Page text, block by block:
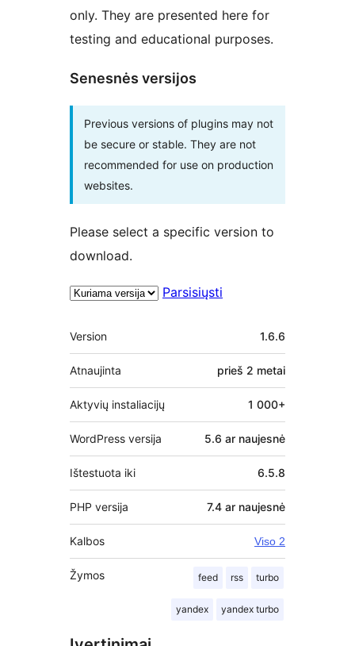
only. They are presented here for
testing and educational purposes.
Senesnės versijos
Previous versions of plugins may not
be secure or stable. They are not
recommended for use on production
websites.
Please select a specific version to
download.
Parsisiųsti
Metainformacija
Version 1.6.6
Atnaujinta prieš 2 metai
Aktyvių instaliacijų 1 000+
WordPress versija 5.6 ar naujesnė
Ištestuota iki 6.5.8
PHP versija 7.4 ar naujesnė
Kalbos Viso 2
Žymos feed rss turbo
yandex yandex turbo